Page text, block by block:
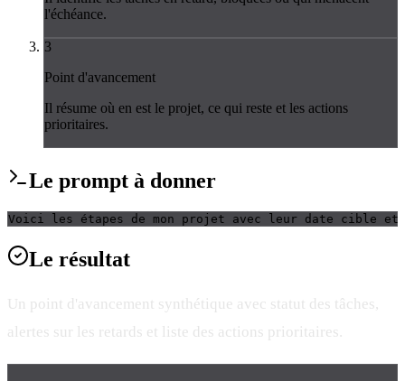
l'échéance.
3
Point d'avancement
Il résume où en est le projet, ce qui reste et les actions
prioritaires.
Le prompt à donner
Voici les étapes de mon projet avec leur date cible
Le résultat
Un point d'avancement synthétique avec statut des tâches,
alertes sur les retards et liste des actions prioritaires.